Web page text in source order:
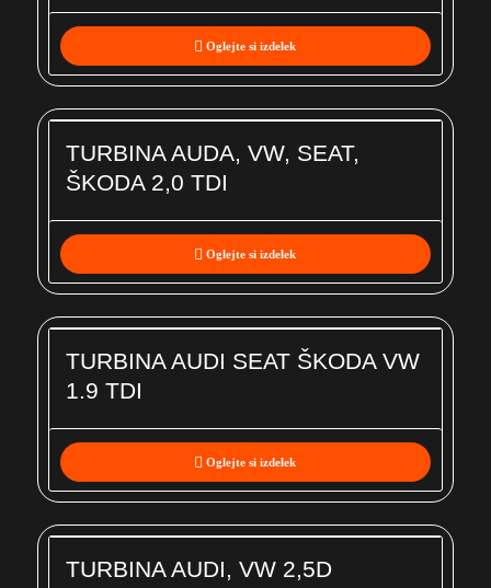
Oglejte si izdelek
TURBINA AUDA, VW, SEAT,
ŠKODA 2,0 TDI
Oglejte si izdelek
TURBINA AUDI SEAT ŠKODA VW
1.9 TDI
Oglejte si izdelek
TURBINA AUDI, VW 2,5D